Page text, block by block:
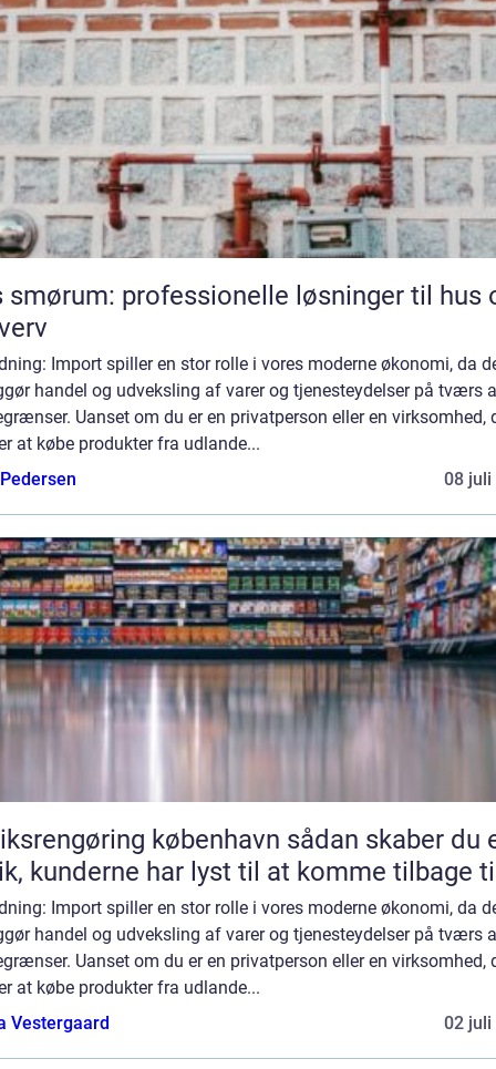
smørum: professionelle løsninger til hus
Import spiller en stor rolle i vores moderne økonomi, da
handel og udveksling af varer og tjenesteydelser på tværs
Uanset om du er en privatperson eller en virksomhed,
at købe produkter fra udlande...
08 juli
københavn sådan skaber du en
kunderne har lyst til at komme tilbage
Import spiller en stor rolle i vores moderne økonomi, da
handel og udveksling af varer og tjenesteydelser på tværs
Uanset om du er en privatperson eller en virksomhed,
at købe produkter fra udlande...
Vestergaard
02 juli